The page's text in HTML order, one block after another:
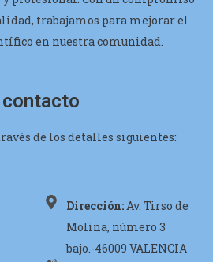
trabajamos para mejorar el
en nuestra comunidad.
de los detalles siguientes:
Dirección:Av. Tirso de
Molina, número 3
bajo.-46009 VALENCIA